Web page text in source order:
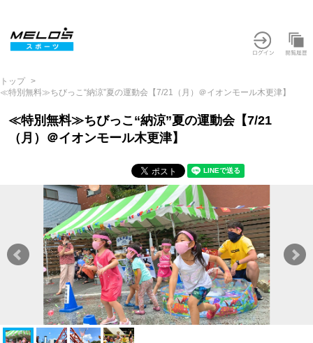
トップ
≪特別無料≫ちびっこ“納涼”夏の運動会【7/21（月）＠イオンモール木更津】
≪特別無料≫ちびっこ“納涼”夏の運動会【7/21
（月）＠イオンモール木更津】